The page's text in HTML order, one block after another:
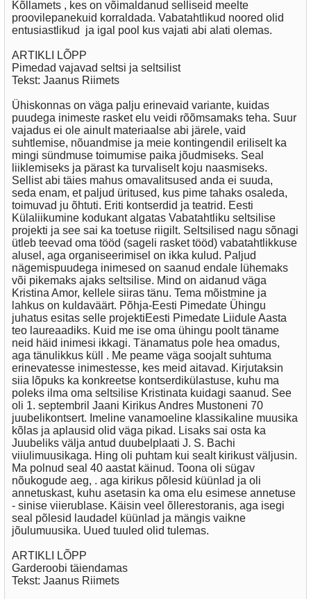
Kõllamets , kes on võimaldanud selliseid meelte
proovilepanekuid korraldada. Vabatahtlikud noored olid
entusiastlikud ja igal pool kus vajati abi alati olemas.
ARTIKLI LÕPP
Pimedad vajavad seltsi ja seltsilist
Tekst: Jaanus Riimets
Ühiskonnas on väga palju erinevaid variante, kuidas
puudega inimeste rasket elu veidi rõõmsamaks teha. Suur
vajadus ei ole ainult materiaalse abi järele, vaid
suhtlemise, nõuandmise ja meie kontingendil eriliselt ka
mingi sündmuse toimumise paika jõudmiseks. Seal
liiklemiseks ja pärast ka turvaliselt koju naasmiseks.
Sellist abi täies mahus omavalitsused anda ei suuda,
seda enam, et paljud üritused, kus pime tahaks osaleda,
toimuvad ju õhtuti. Eriti kontserdid ja teatrid. Eesti
Külaliikumine kodukant algatas Vabatahtliku seltsilise
projekti ja see sai ka toetuse riigilt. Seltsilised nagu sõnagi
ütleb teevad oma tööd (sageli rasket tööd) vabatahtlikkuse
alusel, aga organiseerimisel on ikka kulud. Paljud
nägemispuudega inimesed on saanud endale lühemaks
või pikemaks ajaks seltsilise. Mind on aidanud väga
Kristina Amor, kellele siiras tänu. Tema mõistmine ja
lahkus on kuldaväärt. Põhja-Eesti Pimedate Ühingu
juhatus esitas selle projektiEesti Pimedate Liidule Aasta
teo laureaadiks. Kuid me ise oma ühingu poolt täname
neid häid inimesi ikkagi. Tänamatus pole hea omadus,
aga tänulikkus küll . Me peame väga soojalt suhtuma
erinevatesse inimestesse, kes meid aitavad. Kirjutaksin
siia lõpuks ka konkreetse kontserdikülastuse, kuhu ma
poleks ilma oma seltsilise Kristinata kuidagi saanud. See
oli 1. septembril Jaani Kirikus Andres Mustoneni 70
juubelikontsert. Imeline vanamoeline klassikaline muusika
kõlas ja aplausid olid väga pikad. Lisaks sai osta ka
Juubeliks välja antud duubelplaati J. S. Bachi
viiulimuusikaga. Hing oli puhtam kui sealt kirikust väljusin.
Ma polnud seal 40 aastat käinud. Toona oli sügav
nõukogude aeg, . aga kirikus põlesid küünlad ja oli
annetuskast, kuhu asetasin ka oma elu esimese annetuse
- sinise viierublase. Käisin veel õllerestoranis, aga isegi
seal põlesid laudadel küünlad ja mängis vaikne
jõulumuusika. Uued tuuled olid tulemas.
ARTIKLI LÕPP
Garderoobi täiendamas
Tekst: Jaanus Riimets